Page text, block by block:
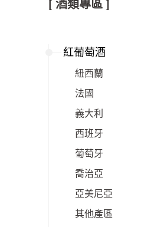
[ 酒類專區 ]
紅葡萄酒
紐西蘭
法國
義大利
西班牙
葡萄牙
喬治亞
亞美尼亞
其他產區